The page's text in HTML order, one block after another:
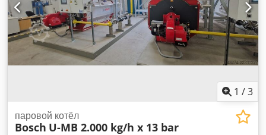
1 /3
паровой котёл
Bosch U-MB 2.000 kg/h x 13 bar